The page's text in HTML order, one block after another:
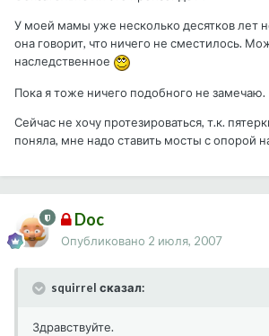
У моей мамы уже несколько десятков лет
она говорит, что ничего не сместилось.
наследственное
Пока я тоже ничего подобного не замечаю.
Сейчас не хочу протезироваться, т.к.
поняла, мне надо ставить мосты с опорой
Doc
Опубликовано 2 июля, 2007
squirrel сказал:
Здравствуйте.